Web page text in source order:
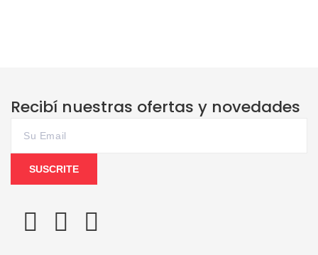
Recibí nuestras ofertas y novedades
SUSCRITE